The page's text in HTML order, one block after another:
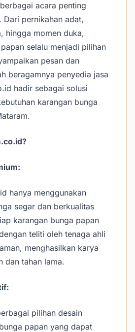
acara penting
Dari pernikahan adat,
hingga momen duka,
selalu menjadi pilihan
pesan dan
beragamnya penyedia jasa
hadir sebagai solusi
karangan bunga
hanya menggunakan
segar dan berkualitas
karangan bunga papan
teliti oleh tenaga ahli
menghasilkan karya
dan tahan lama.
pilihan desain
papan yang dapat